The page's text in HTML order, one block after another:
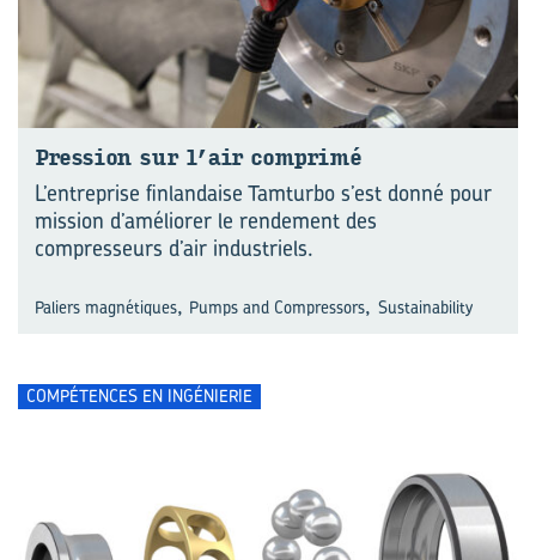
Pres­sion sur l’air com­pri­mé
L’entreprise finlandaise Tamturbo s’est donné pour
mission d’améliorer le rendement des
compresseurs d’air industriels.
Paliers magnétiques, Pumps and Compressors, Sustainability
COMPÉTENCES EN INGÉNIERIE